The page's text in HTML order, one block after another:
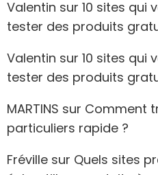
Valentin sur 10 sites qui
tester des produits
Valentin sur 10 sites qui
tester des produits
MARTINS sur Comment
particuliers rapide ?
Fréville sur Quels sites